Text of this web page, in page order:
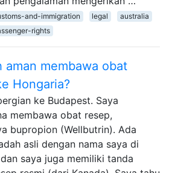
and-immigration legal
australia
rights
aman membawa obat
Hongaria?
ke Budapest. Saya
membawa obat resep,
bupropion (Wellbutrin). Ada
asli dengan nama saya di
saya juga memiliki tanda